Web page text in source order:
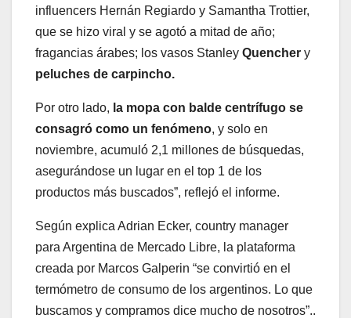
influencers Hernán Regiardo y Samantha Trottier,
que se hizo viral y se agotó a mitad de año;
fragancias árabes; los vasos Stanley Quencher y
peluches de carpincho.
Por otro lado, la mopa con balde centrífugo se
consagró como un fenómeno, y solo en
noviembre, acumuló 2,1 millones de búsquedas,
asegurándose un lugar en el top 1 de los
productos más buscados”, reflejó el informe.
Según explica Adrian Ecker, country manager
para Argentina de Mercado Libre, la plataforma
creada por Marcos Galperin “se convirtió en el
termómetro de consumo de los argentinos. Lo que
buscamos y compramos dice mucho de nosotros”..